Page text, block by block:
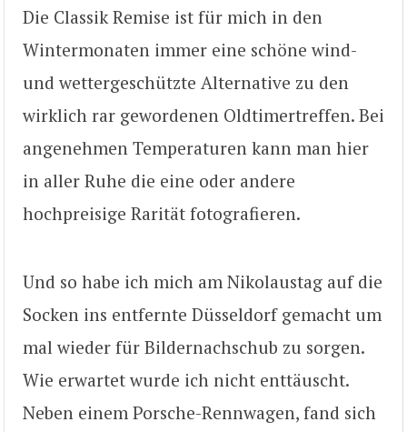
Die Classik Remise ist für mich in den
Wintermonaten immer eine schöne wind-
und wettergeschützte Alternative zu den
wirklich rar gewordenen Oldtimertreffen. Bei
angenehmen Temperaturen kann man hier
in aller Ruhe die eine oder andere
hochpreisige Rarität fotografieren.
Und so habe ich mich am Nikolaustag auf die
Socken ins entfernte Düsseldorf gemacht um
mal wieder für Bildernachschub zu sorgen.
Wie erwartet wurde ich nicht enttäuscht.
Neben einem Porsche-Rennwagen, fand sich